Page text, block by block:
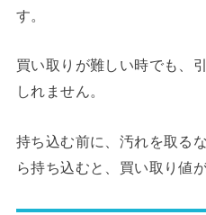
す。
買い取りが難しい時でも、
しれません。
持ち込む前に、汚れを取る
ら持ち込むと、買い取り値